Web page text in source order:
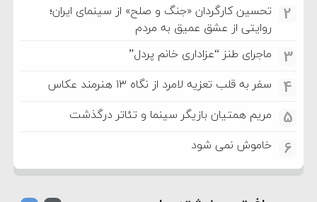
2
تحسین کارگردان «جنگ و صلح» از سینمای ایران؛
روایتی از عشق عمیق به مردم
3 ماجرای طنز “عزاداری خانم پردل”
4 سفر به قلب تعزیه لامرد از نگاه ۱۳ هنرمند عکاس
5 مریم همتیان بازیگر سینما و تئاتر درگذشت
6 خاموش نمی شود